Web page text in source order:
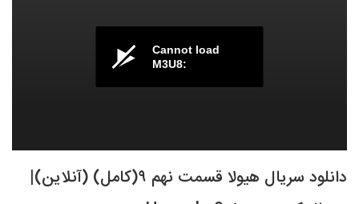
Cannot load
M3U8:
دانلود سریال هیولا قسمت نهم ۹(کامل) (آنلاین)|